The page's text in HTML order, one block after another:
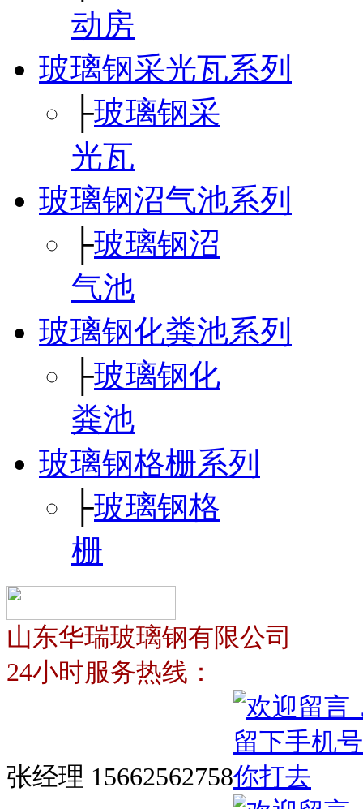
动房
玻璃钢采光瓦系列
├玻璃钢采
光瓦
玻璃钢沼气池系列
├玻璃钢沼
气池
玻璃钢化粪池系列
├玻璃钢化
粪池
玻璃钢格栅系列
├玻璃钢格
栅
山东华瑞玻璃钢有限公司
24小时服务热线：
张经理 15662562758